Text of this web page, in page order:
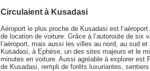
Circulaient à Kusadasi
Aéroport le plus proche de Kusadasi est
de location de voiture. Grâce à l’autoroute de six
l’aéroport, mais aussi les villes au nord, au sud
Kusadasi, à Ephèse, un des sites majeurs et le
minutes en voiture. Aussi agréable à explorer
de Kusadasi, rempli de forêts luxuriantes,